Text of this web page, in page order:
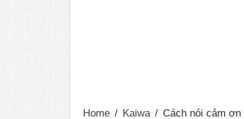
Home / Kaiwa / Cách nói cảm